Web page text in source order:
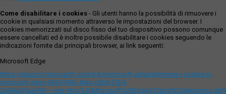
Come disabilitare i cookies - Gli utenti hanno la possibilità di rimuovere i
cookie in qualsiasi momento attraverso le impostazioni del browser. I
cookies memorizzati sul disco fisso del tuo dispositivo possono comunque
essere cancellati ed è inoltre possibile disabilitare i cookies seguendo le
indicazioni fornite dai principali browser, ai link seguenti:
Microsoft Edge
https://support.microsoft.com/it-it/microsoft-edge/eliminare-i-cookie-in-
microsoft-edge-63947406-40ac-c3b8-57b9-